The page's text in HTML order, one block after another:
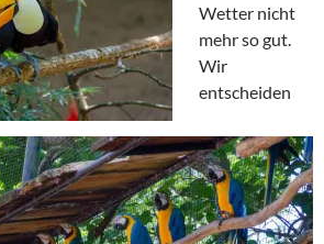
Wetter nicht
mehr so gut.
Wir
entscheiden